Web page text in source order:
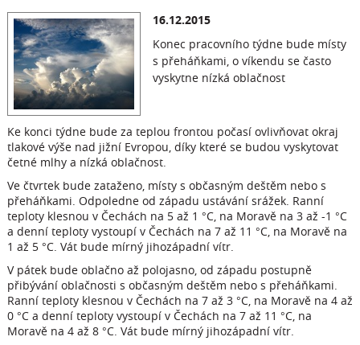
16.12.2015
Konec pracovního týdne bude místy
s přeháňkami, o víkendu se často
vyskytne nízká oblačnost
Ke konci týdne bude za teplou frontou počasí ovlivňovat okraj
tlakové výše nad jižní Evropou, díky které se budou vyskytovat
četné mlhy a nízká oblačnost.
Ve čtvrtek bude zataženo, místy s občasným deštěm nebo s
přeháňkami. Odpoledne od západu ustávání srážek. Ranní
teploty klesnou v Čechách na 5 až 1 °C, na Moravě na 3 až -1 °C
a denní teploty vystoupí v Čechách na 7 až 11 °C, na Moravě na
1 až 5 °C. Vát bude mírný jihozápadní vítr.
V pátek bude oblačno až polojasno, od západu postupně
přibývání oblačnosti s občasným deštěm nebo s přeháňkami.
Ranní teploty klesnou v Čechách na 7 až 3 °C, na Moravě na 4 až
0 °C a denní teploty vystoupí v Čechách na 7 až 11 °C, na
Moravě na 4 až 8 °C. Vát bude mírný jihozápadní vítr.